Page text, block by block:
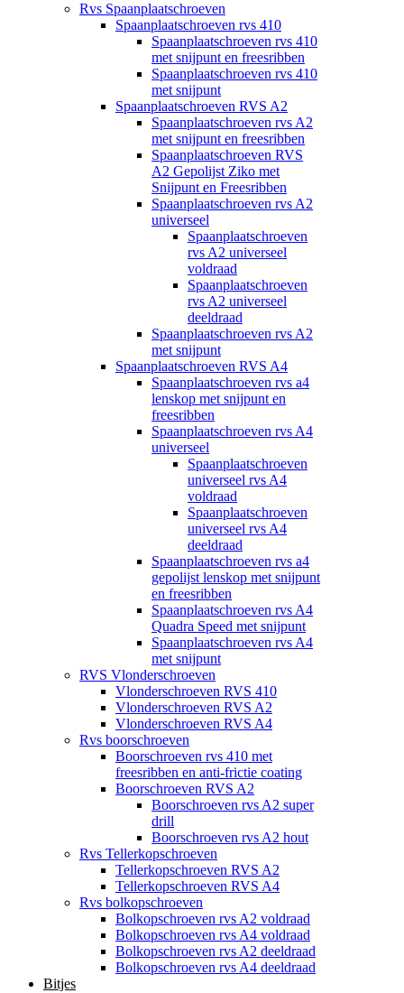
Rvs Spaanplaatschroeven
Spaanplaatschroeven rvs 410
Spaanplaatschroeven rvs 410
met snijpunt en freesribben
Spaanplaatschroeven rvs 410
met snijpunt
Spaanplaatschroeven RVS A2
Spaanplaatschroeven rvs A2
met snijpunt en freesribben
Spaanplaatschroeven RVS
A2 Gepolijst Ziko met
Snijpunt en Freesribben
Spaanplaatschroeven rvs A2
universeel
Spaanplaatschroeven
rvs A2 universeel
voldraad
Spaanplaatschroeven
rvs A2 universeel
deeldraad
Spaanplaatschroeven rvs A2
met snijpunt
Spaanplaatschroeven RVS A4
Spaanplaatschroeven rvs a4
lenskop met snijpunt en
freesribben
Spaanplaatschroeven rvs A4
universeel
Spaanplaatschroeven
universeel rvs A4
voldraad
Spaanplaatschroeven
universeel rvs A4
deeldraad
Spaanplaatschroeven rvs a4
gepolijst lenskop met snijpunt
en freesribben
Spaanplaatschroeven rvs A4
Quadra Speed met snijpunt
Spaanplaatschroeven rvs A4
met snijpunt
RVS Vlonderschroeven
Vlonderschroeven RVS 410
Vlonderschroeven RVS A2
Vlonderschroeven RVS A4
Rvs boorschroeven
Boorschroeven rvs 410 met
freesribben en anti-frictie coating
Boorschroeven RVS A2
Boorschroeven rvs A2 super
drill
Boorschroeven rvs A2 hout
Rvs Tellerkopschroeven
Tellerkopschroeven RVS A2
Tellerkopschroeven RVS A4
Rvs bolkopschroeven
Bolkopschroeven rvs A2 voldraad
Bolkopschroeven rvs A4 voldraad
Bolkopschroeven rvs A2 deeldraad
Bolkopschroeven rvs A4 deeldraad
Bitjes